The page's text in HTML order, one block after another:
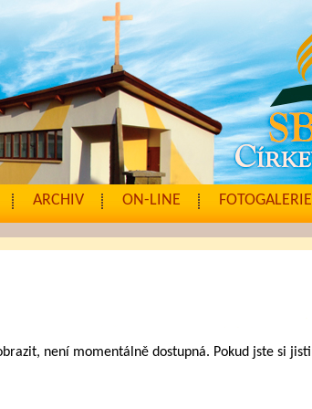
ARCHIV ON-LINE FOTOGALERIE
není momentálně dostupná. Pokud jste si jisti